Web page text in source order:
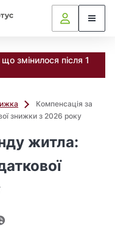
змінилося після 1
Компенсація за
знижки з 2026 року
житла: